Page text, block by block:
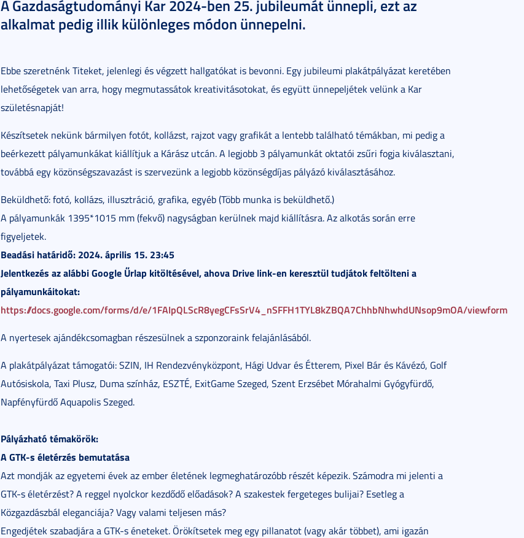
A Gazdaságtudományi Kar 2024-ben 25. jubileumát ünnepli, ezt az
alkalmat pedig illik különleges módon ünnepelni.
Ebbe szeretnénk Titeket, jelenlegi és végzett hallgatókat is bevonni. Egy jubileumi plakátpályázat keretében
lehetőségetek van arra, hogy megmutassátok kreativitásotokat, és együtt ünnepeljétek velünk a Kar
születésnapját!
Készítsetek nekünk bármilyen fotót, kollázst, rajzot vagy grafikát a lentebb található témákban, mi pedig a
beérkezett pályamunkákat kiállítjuk a Kárász utcán. A legjobb 3 pályamunkát oktatói zsűri fogja kiválasztani,
továbbá egy közönségszavazást is szervezünk a legjobb közönségdíjas pályázó kiválasztásához.
Beküldhető: fotó, kollázs, illusztráció, grafika, egyéb (Több munka is beküldhető.)
A pályamunkák 1395*1015 mm (fekvő) nagyságban kerülnek majd kiállításra. Az alkotás során erre
figyeljetek.
Beadási határidő: 2024. április 15. 23:45
Jelentkezés az alábbi Google Űrlap kitöltésével, ahova Drive link-en keresztül tudjátok feltölteni a
pályamunkáitokat:
https://docs.google.com/forms/d/e/1FAIpQLScR8yegCFsSrV4_nSFFH1TYL8kZBQA7ChhbNhwhdUNsop9mOA/viewform
A nyertesek ajándékcsomagban részesülnek a szponzoraink felajánlásából.
A plakátpályázat támogatói: SZIN, IH Rendezvényközpont, Hági Udvar és Étterem, Pixel Bár és Kávézó, Golf
Autósiskola, Taxi Plusz, Duma színház, ESZTÉ, ExitGame Szeged, Szent Erzsébet Mórahalmi Gyógyfürdő,
Napfényfürdő Aquapolis Szeged.
Pályázható témakörök:
A GTK-s életérzés bemutatása
Azt mondják az egyetemi évek az ember életének legmeghatározóbb részét képezik. Számodra mi jelenti a
GTK-s életérzést? A reggel nyolckor kezdődő előadások? A szakestek fergeteges bulijai? Esetleg a
Közgazdászbál eleganciája? Vagy valami teljesen más?
Engedjétek szabadjára a GTK-s éneteket. Örökítsetek meg egy pillanatot (vagy akár többet), ami igazán